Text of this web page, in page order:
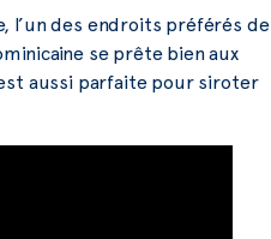
l’un des endroits préférés de
se prête bien aux
aussi parfaite pour siroter